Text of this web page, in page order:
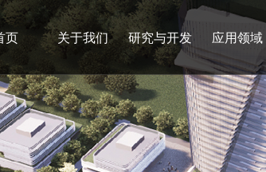
页 关于我们 研究与开发 应用领域